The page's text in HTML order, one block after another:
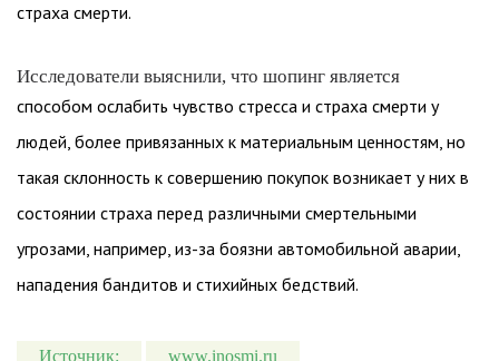
страха смерти.
Исследователи выяснили, что шопинг является
способом ослабить чувство стресса и страха смерти у
людей, более привязанных к материальным ценностям, но
такая склонность к совершению покупок возникает у них в
состоянии страха перед различными смертельными
угрозами, например, из-за боязни автомобильной аварии,
нападения бандитов и стихийных бедствий.
Источник: www.inosmi.ru